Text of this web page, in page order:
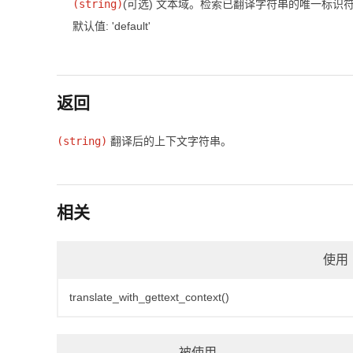
(string)(可选) 文本域。检索已翻译字符串的唯一标识符
默认值: 'default'
返回
(string) 翻译后的上下文字符串。
相关
使用
translate_with_gettext_context()